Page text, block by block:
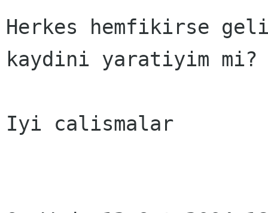
Herkes hemfikirse
kaydini yaratiyim mi?
Iyi calismalar